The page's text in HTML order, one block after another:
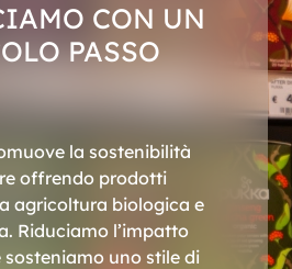
CON UN
PASSO
la sostenibilità
offrendo prodotti
agricoltura biologica e
Riduciamo l’impatto
uno stile di